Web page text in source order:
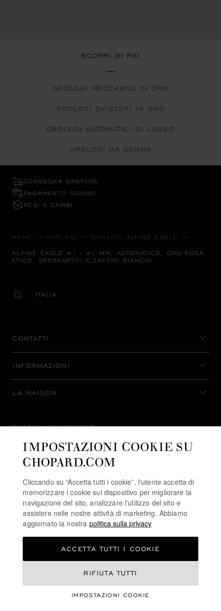
REGISTRA IL TUO INTERESSE
SCOPRI DI PIÙ
OROLOGI MECCANICI IN ORO
OROLOGI SVIZZERI IN ORO
OROLOGI AUTOMATICI DI LUSSO
OROLOGI DA DONNA
CONSEGNA GRATUITA
PAGAMENTO SICURO
RESI E CAMBI
HOME OROLOGI OROLOGI ALPINE EAGLE
ALPINE EAGLE 41 - 41 MM, AUTOMATICO, ORO ROSA
ETICO, SPESSARTITI E ZAFFIRI BIANCHI
ITALIA
LOCALIZZAZIONE (CAMBIA PAESE)
CAMBIA PAESE
CONTATTI
INFORMAZIONI
LA MAISON
RIMANI AGGIORNATO
ISCRIVITI ALLA NEWSLETTER
POLITICA SUI COOKIE
IMPOSTAZIONI COOKIE SU
CHOPARD.COM
Cliccando su “Accetta tutti i cookie”, l'utente accetta di
memorizzare i cookie sul dispositivo per migliorare la
navigazione del sito, analizzare l'utilizzo del sito e
assistere nelle nostre attività di marketing. Abbiamo
aggiornato la nostra politica sulla privacy
IMPOSTAZIONI COOKIE
RIFIUTA TUTTI
ACCETTA TUTTI I COOKIE